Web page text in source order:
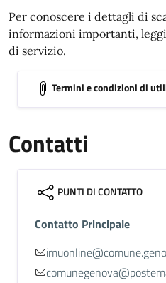
Per conoscere i dettagli di
informazioni importanti,
di servizio.
Termini e condizioni di
Contatti
PUNTI DI CONTATTO
Contatto Principale